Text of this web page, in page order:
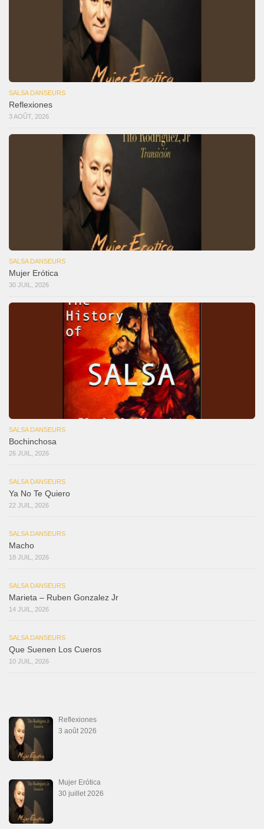
SALSA DANSEURS
Reflexiones
3 AOÛT, 2026
SALSA DANSEURS
Mujer Erótica
30 JUIL, 2026
SALSA DANSEURS
Bochinchosa
26 JUIL, 2026
SALSA DANSEURS
Ya No Te Quiero
22 JUIL, 2026
SALSA DANSEURS
Macho
18 JUIL, 2026
SALSA DANSEURS
Marieta – Ruben Gonzalez Jr
14 JUIL, 2026
SALSA DANSEURS
Que Suenen Los Cueros
10 JUIL, 2026
Reflexiones
3 août 2026
Mujer Erótica
30 juillet 2026